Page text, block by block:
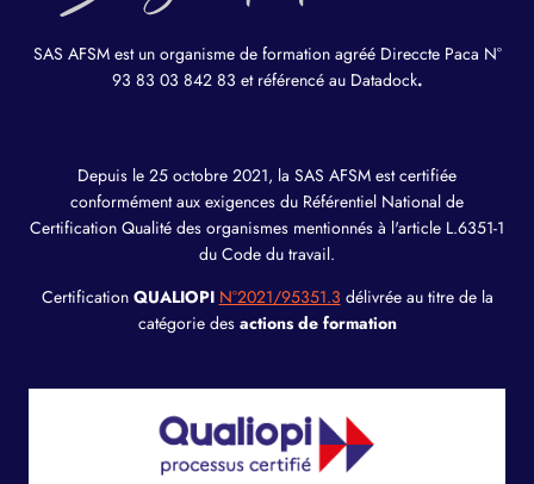
SAS AFSM est un organisme de formation agréé Direccte Paca N°
93 83 03 842 83 et référencé au Datadock.
Depuis le 25 octobre 2021, la SAS AFSM est certifiée
conformément aux exigences du Référentiel National de
Certification Qualité des organismes mentionnés à l'article L.6351-1
du Code du travail.
Certification QUALIOPI N°2021/95351.3 délivrée au titre de la
catégorie des actions de formation